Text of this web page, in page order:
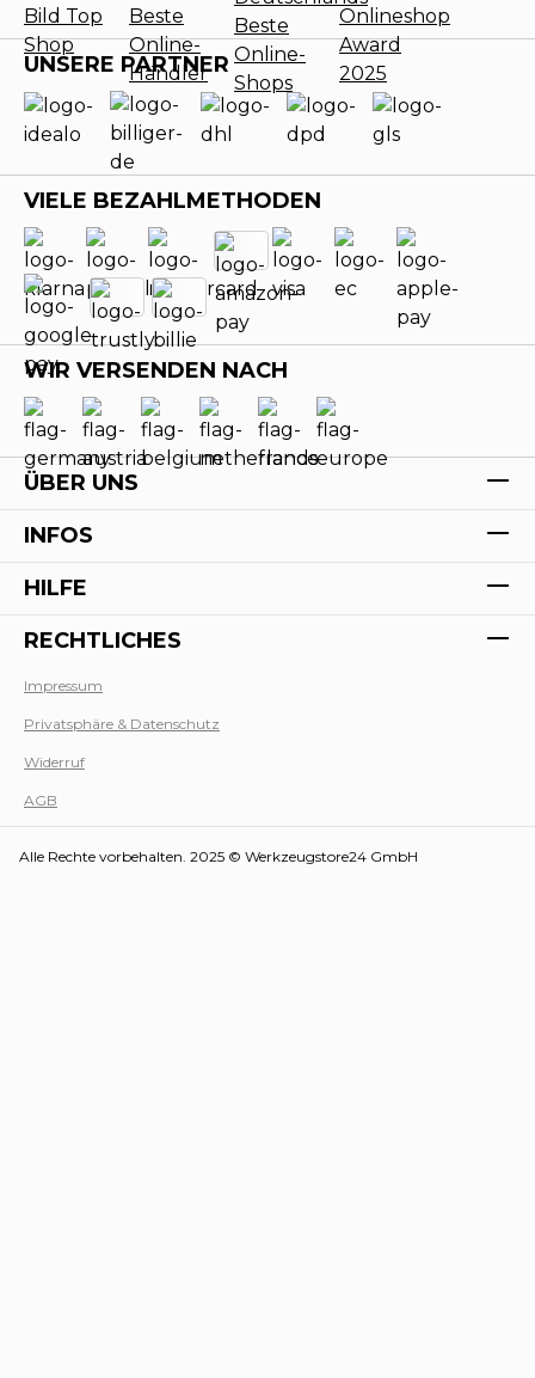
UNSERE PARTNER
VIELE BEZAHLMETHODEN
WIR VERSENDEN NACH
ÜBER UNS
INFOS
HILFE
RECHTLICHES
Impressum
Privatsphäre & Datenschutz
Widerruf
AGB
Alle Rechte vorbehalten. 2025 © Werkzeugstore24 GmbH